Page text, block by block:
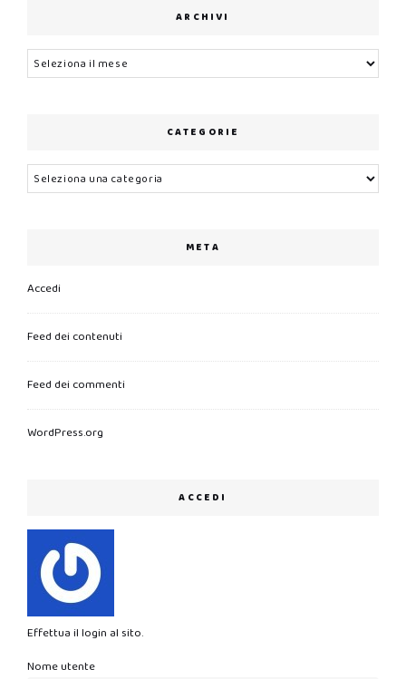
ARCHIVI
Archivi
CATEGORIE
Categorie
META
Accedi
Feed dei contenuti
Feed dei commenti
WordPress.org
ACCEDI
Effettua il login al sito.
Nome utente